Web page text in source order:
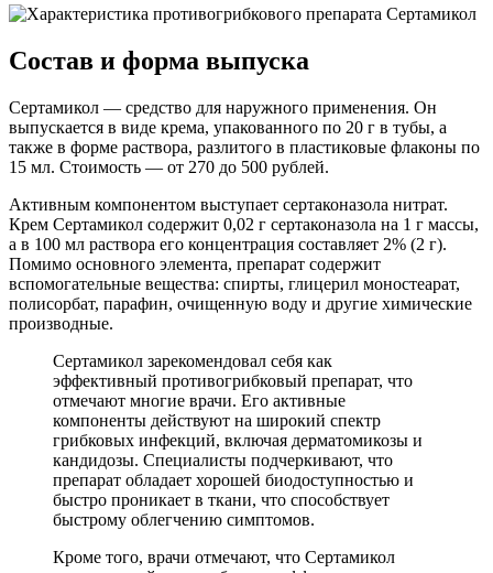
Состав и форма выпуска
Сертамикол — средство для наружного применения. Он
выпускается в виде крема, упакованного по 20 г в тубы, а
также в форме раствора, разлитого в пластиковые флаконы по
15 мл. Стоимость — от 270 до 500 рублей.
Активным компонентом выступает сертаконазола нитрат.
Крем Сертамикол содержит 0,02 г сертаконазола на 1 г массы,
а в 100 мл раствора его концентрация составляет 2% (2 г).
Помимо основного элемента, препарат содержит
вспомогательные вещества: спирты, глицерил моностеарат,
полисорбат, парафин, очищенную воду и другие химические
производные.
Сертамикол зарекомендовал себя как
эффективный противогрибковый препарат, что
отмечают многие врачи. Его активные
компоненты действуют на широкий спектр
грибковых инфекций, включая дерматомикозы и
кандидозы. Специалисты подчеркивают, что
препарат обладает хорошей биодоступностью и
быстро проникает в ткани, что способствует
быстрому облегчению симптомов.
Кроме того, врачи отмечают, что Сертамикол